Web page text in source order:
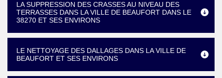
LA SUPPRESSION DES CRASSES AU NIVEAU DES
TERRASSES DANS LA VILLE DE BEAUFORT DANS LE
38270 ET SES ENVIRONS
LE NETTOYAGE DES DALLAGES DANS LA VILLE DE
BEAUFORT ET SES ENVIRONS